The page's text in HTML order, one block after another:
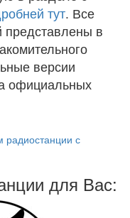
тут. Все
представлены в
версии
официальных
радиостанции с
для Вас: